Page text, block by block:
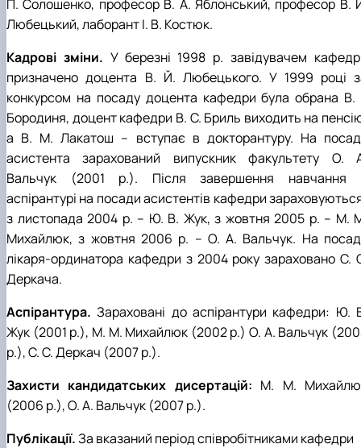
П. Солошенко, професор В. А. Яблонський, професор В.
Любецький, лаборант І. В. Костюк.
Кадрові зміни. У березні 1998 р. завідувачем
призначено доцента В. Й. Любецького. У 1999 році
конкурсом на посаду доцента кафедри була обрана В.
Бородиня, доцент кафедри В. С. Бриль виходить на
а В. М. Лакатош – вступає в докторантуру. На
асистента зарахований випускник факультету О.
Вальчук (2001 р.). Після завершення навчання
аспірантурі на посади асистентів кафедри
з листопада 2004 р. – Ю. В. Жук, з жовтня 2005 р. – М.
Михайлюк, з жовтня 2006 р. – О. А. Вальчук. На
лікаря-ординатора кафедри з 2004 року зараховано С.
Деркача.
Аспірантура.Зараховані до аспірантури кафедри: Ю.
Жук (2001 р.), М. М. Михайлюк (2002 р.) О. А. Вальчук
р.), С. С. Деркач (2007 р.).
Захисти кандидатських дисертацій: М. М.
(2006 р.), О. А. Вальчук (2007 р.).
Публікації.За вказаний період співробітниками кафедри